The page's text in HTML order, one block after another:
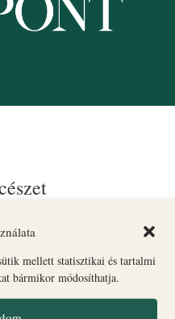
mellett statisztikai és tartalmi
bármikor módosíthatja.